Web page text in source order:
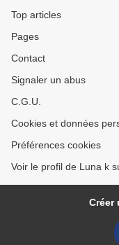
Top articles
Pages
Contact
Signaler un abus
C.G.U.
Cookies et données
Préférences cookies
Voir le profil de Luna k
Créer